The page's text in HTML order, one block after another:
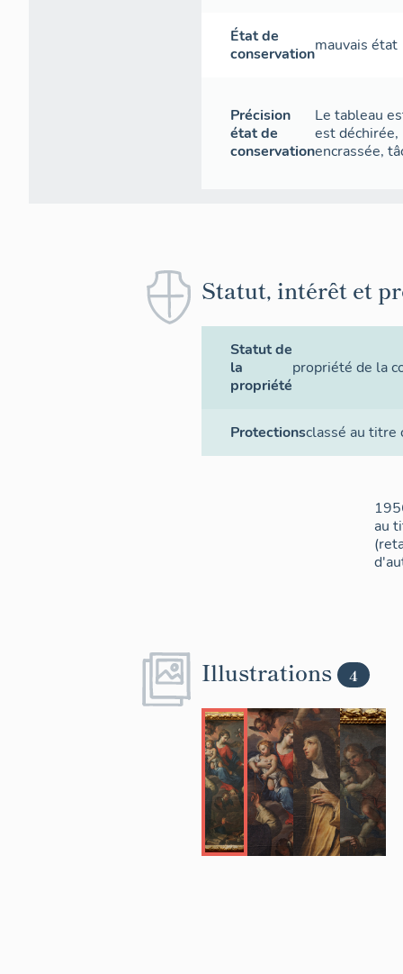
État de
conservationmauvais état
Précision
état de
conservation
Le tableau
est déchirée,
encrassée,
Statut, intérêt et
Statut de
la
propriété
propriété de la
Protectionsclassé au titre
au
Illustrations 4